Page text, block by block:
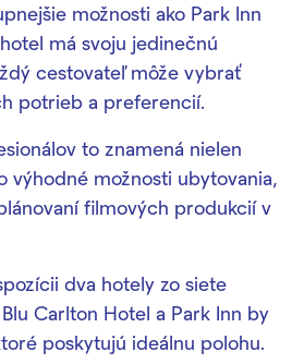
možnosti ako Park Inn
má svoju jedinečnú
cestovateľ môže vybrať
potrieb a preferencií.
to znamená nielen
výhodné možnosti ubytovania,
filmových produkcií v
dva hotely zo siete
Carlton Hotel a Park Inn by
poskytujú ideálnu polohu.